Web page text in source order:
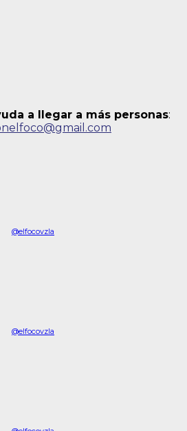
a llegar a más personas:
@elfocovzla
@elfocovzla